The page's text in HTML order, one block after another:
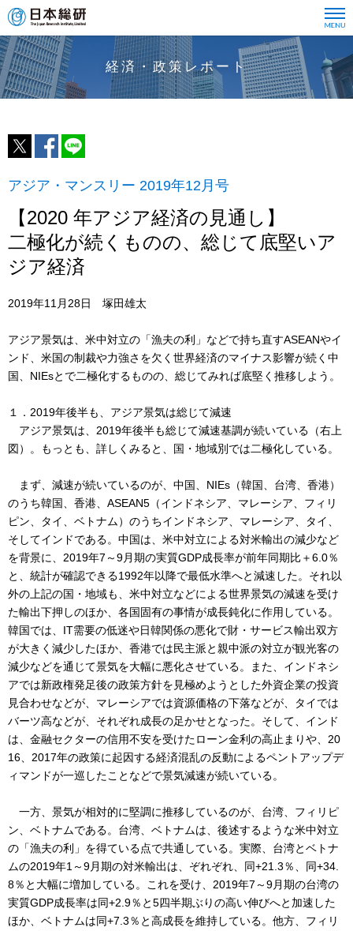
経済・政策レポート
アジア・マンスリー 2019年12月号
【2020 年アジア経済の見通し】
二極化が続くものの、総じて底堅いア
ジア経済
2019年11月28日 塚田雄太
アジア景気は、米中対立の「漁夫の利」などで持ち直すASEANやイ
ンド、米国の制裁や力強さを欠く世界経済のマイナス影響が続く中
国、NIEsとで二極化するものの、総じてみれば底堅く推移しよう。
１．2019年後半も、アジア景気は総じて減速
アジア景気は、2019年後半も総じて減速基調が続いている（右上
図）。もっとも、詳しくみると、国・地域別では二極化している。
まず、減速が続いているのが、中国、NIEs（韓国、台湾、香港）
のうち韓国、香港、ASEAN5（インドネシア、マレーシア、フィリ
ピン、タイ、ベトナム）のうちインドネシア、マレーシア、タイ、
そしてインドである。中国は、米中対立による対米輸出の減少など
を背景に、2019年7～9月期の実質GDP成長率が前年同期比＋6.0％
と、統計が確認できる1992年以降で最低水準へと減速した。それ以
外の上記の国・地域も、米中対立などによる世界景気の減速を受け
た輸出下押しのほか、各国固有の事情が成長鈍化に作用している。
韓国では、IT需要の低迷や日韓関係の悪化で財・サービス輸出双方
が大きく減少したほか、香港では民主派と親中派の対立が観光客の
減少などを通じて景気を大幅に悪化させている。また、インドネシ
アでは新政権発足後の政策方針を見極めようとした外資企業の投資
見合わせなどが、マレーシアでは資源価格の下落などが、タイでは
バーツ高などが、それぞれ成長の足かせとなった。そして、インド
は、金融セクターの信用不安を受けたローン金利の高止まりや、20
16、2017年の政策に起因する経済混乱の反動によるペントアップデ
ィマンドが一巡したことなどで景気減速が続いている。
一方、景気が相対的に堅調に推移しているのが、台湾、フィリピ
ン、ベトナムである。台湾、ベトナムは、後述するような米中対立
の「漁夫の利」を得ている点で共通している。実際、台湾とベトナ
ムの2019年1～9月期の対米輸出は、ぞれぞれ、同+21.3％、同+34.
8％と大幅に増加している。これを受け、2019年7～9月期の台湾の
実質GDP成長率は同+2.9％と5四半期ぶりの高い伸びへと加速した
ほか、ベトナムは同+7.3％と高成長を維持している。他方、フィリ